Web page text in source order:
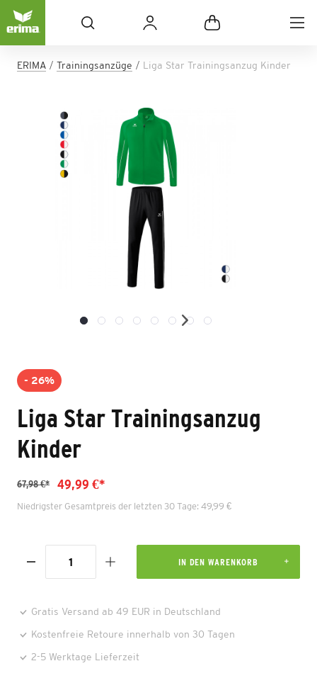
ERIMA Trainingsanzüge Liga Star Trainingsanzug Kinder
- 26%
Liga Star Trainingsanzug
Kinder
67,98 €* 49,99 €*
Niedrigster Gesamtpreis der letzten 30 Tage: 49,99 €
IN DEN WARENKORB
Gratis Versand ab 49 EUR in Deutschland
Kostenfreie Retoure innerhalb von 30 Tagen
2-5 Werktage Lieferzeit